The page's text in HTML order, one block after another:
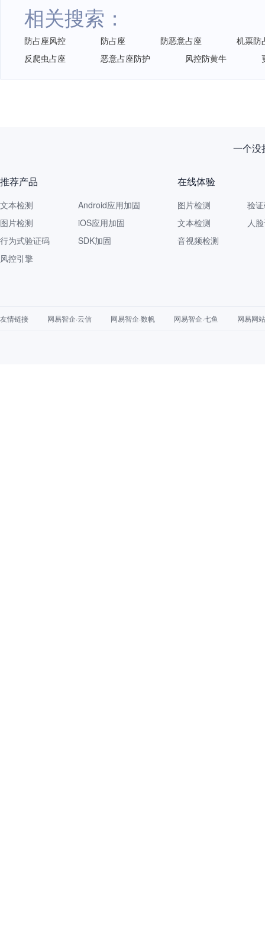
相关搜索：
防占座风控 防占座 防恶意占座
机票防
反爬虫占座
恶意占座防护 风控防黄牛
一个没
推荐产品
文本检测
图片检测
行为式验证码
风控引擎
Android应用加固
iOS应用加固
SDK加固
在线体验
图片检测
文本检测
音视频检测
验
人
友情链接 网易智企·云信 网易智企·数帆 网易智企·七鱼 网易网